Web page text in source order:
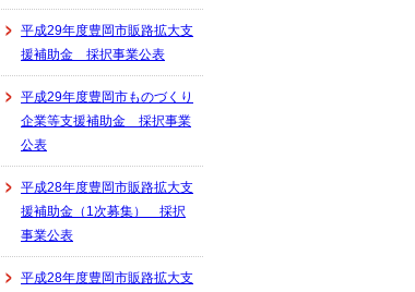
平成29年度豊岡市販路拡大支
援補助金 採択事業公表
平成29年度豊岡市ものづくり
企業等支援補助金 採択事業
公表
平成28年度豊岡市販路拡大支
援補助金（1次募集） 採択
事業公表
平成28年度豊岡市販路拡大支